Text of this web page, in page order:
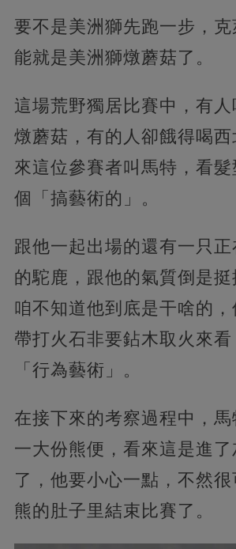
要不是美洲獅先跑一步，
能就是美洲獅燉蘑菇了。
這場荒野獨居比賽中，有
燉蘑菇，有的人卻餓得喝
來這位參賽者叫馬特，看
個「搞藝術的」。
跟他一起出場的還有一只
的駝鹿，跟他的氣質倒是
咱不知道他到底是干啥的
帶打火石非要鉆木取火來看
「行為藝術」。
在接下來的考察過程中，馬
一大份熊便，看來這是進
了，他要小心一點，不然
熊的肚子里結束比賽了。